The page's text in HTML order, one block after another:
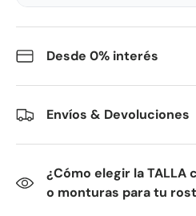
Desde 0% interés
Envíos & Devoluciones
¿Cómo elegir la
o monturas para tu